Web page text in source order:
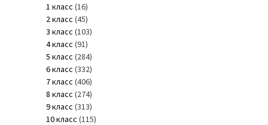
1 класс (16)
2 класс (45)
3 класс (103)
4 класс (91)
5 класс (284)
6 класс (332)
7 класс (406)
8 класс (274)
9 класс (313)
10 класс (115)